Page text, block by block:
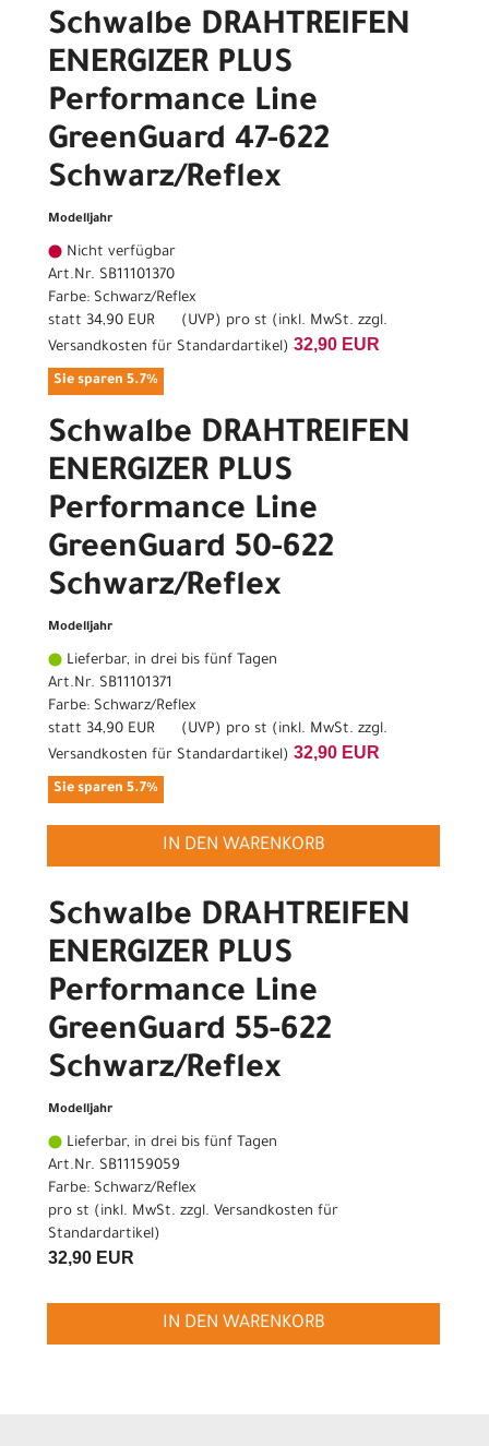
Schwalbe DRAHTREIFEN
ENERGIZER PLUS
Performance Line
GreenGuard 47-622
Schwarz/Reflex
Modelljahr
Nicht verfügbar
Art.Nr. SB11101370
Farbe: Schwarz/Reflex
statt 34,90 EUR ( UVP) pro st (inkl. MwSt. zzgl.
Versandkosten für Standardartikel) 32,90 EUR
Sie sparen 5.7%
Schwalbe DRAHTREIFEN
ENERGIZER PLUS
Performance Line
GreenGuard 50-622
Schwarz/Reflex
Modelljahr
Lieferbar, in drei bis fünf Tagen
Art.Nr. SB11101371
Farbe: Schwarz/Reflex
statt 34,90 EUR ( UVP) pro st (inkl. MwSt. zzgl.
Versandkosten für Standardartikel) 32,90 EUR
Sie sparen 5.7%
IN DEN WARENKORB
Schwalbe DRAHTREIFEN
ENERGIZER PLUS
Performance Line
GreenGuard 55-622
Schwarz/Reflex
Modelljahr
Lieferbar, in drei bis fünf Tagen
Art.Nr. SB11159059
Farbe: Schwarz/Reflex
pro st (inkl. MwSt. zzgl. Versandkosten für
Standardartikel)
32,90 EUR
IN DEN WARENKORB